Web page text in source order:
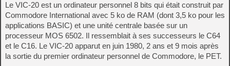
Le VIC-20 est un ordinateur personnel 8 bits qui était construit par
Commodore International avec 5 ko de RAM (dont 3,5 ko pour les
applications BASIC) et une unité centrale basée sur un
processeur MOS 6502. Il ressemblait à ses successeurs le C64
et le C16. Le VIC-20 apparut en juin 1980, 2 ans et 9 mois après
la sortie du premier ordinateur personnel de Commodore, le PET.